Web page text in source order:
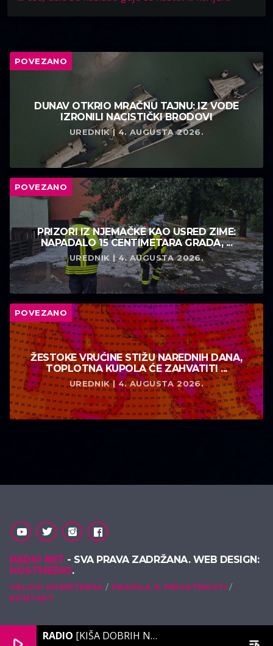
POVEZANO
DUNAV OTKRIO MRAČNU TAJNU: IZ VODE
IZRONILI NACISTIČKI BRODOVI
UREDNIK | 4. AUGUSTA 2026.
POVEZANO
PRIZORI IZ NJEMAČKE KAO USRED ZIME:
NAPADALO 15 CENTIMETARA GRADA, ...
UREDNIK | 4. AUGUSTA 2026.
POVEZANO
ŽESTOKE VRUĆINE STIŽU NAREDNIH DANA,
TOPLOTNA KUPOLA ĆE ZAHVATITI ...
UREDNIK | 4. AUGUSTA 2026.
RADIO BET - SVA PRAVA ZADRŽANA. WEB DESIGN:
HOSTMEDIO.
USLOVI KORIŠTENJA
PRAVILA O PRIVATNOSTI
KONTAKT
RADIO [KIŠA DOBRIH NOTA]